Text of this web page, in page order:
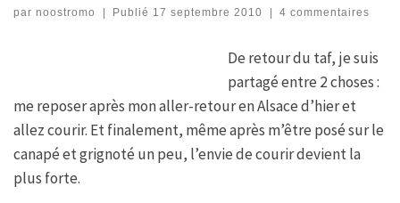
par noostromo Publié 17 septembre 2010 4 commentaires
De retour du taf, je suis
partagé entre 2 choses :
me reposer après mon aller-retour en Alsace d’hier et
allez courir. Et finalement, même après m’être posé sur le
canapé et grignoté un peu, l’envie de courir devient la
plus forte.